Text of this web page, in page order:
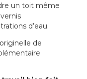
un toit même
d’eau.
de